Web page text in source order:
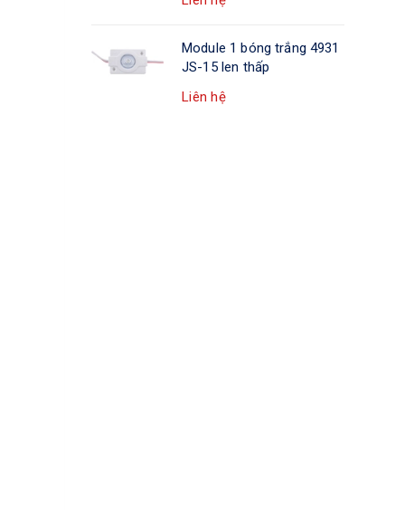
Module 1 bóng trắng 4931
JS-15 len thấp
Liên hệ